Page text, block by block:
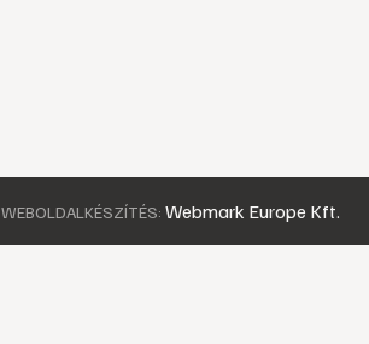
WEBOLDALKÉSZÍTÉS: Webmark Europe Kft.